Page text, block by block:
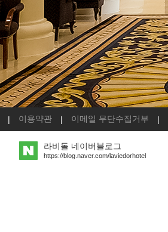
| 이용약관 | 이메일 무단수집거부 |
라비돌 네이버블로그
https://blog.naver.com/laviedorhotel